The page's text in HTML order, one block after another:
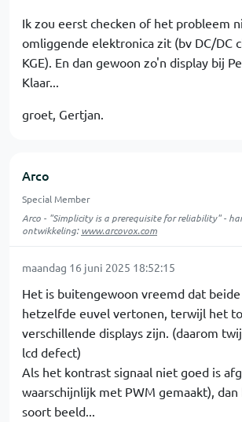
Ik zou eerst checken of het probleem
omliggende elektronica zit (bv DC/DC
KGE). En dan gewoon zo'n display bij
Klaar...
groet, Gertjan.
Arco
Special Member
Arco - "Simplicity is a prerequisite for reliability" -
ontwikkeling:www.arcovox.com
maandag 16 juni 2025 18:52:15
Het is buitengewoon vreemd dat
hetzelfde euvel vertonen, terwijl het
verschillende displays zijn. (daarom
lcd defect)
Als het kontrast signaal niet goed is
waarschijnlijk met PWM gemaakt),
soort beeld...